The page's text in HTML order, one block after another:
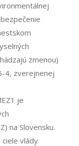
zmenou)
4, zverejnenej
je
na Slovensku.
vlády